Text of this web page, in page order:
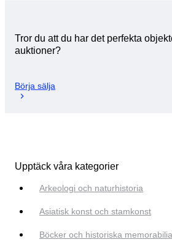
Tror du att du har det perfekta
auktioner?
Börja sälja
Upptäck våra kategorier
Arkeologi och naturhistoria
Asiatisk konst och stamkonst
Böcker och historiska memorabilia